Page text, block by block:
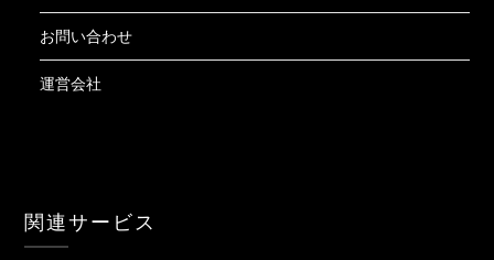
お問い合わせ
運営会社
関連サービス